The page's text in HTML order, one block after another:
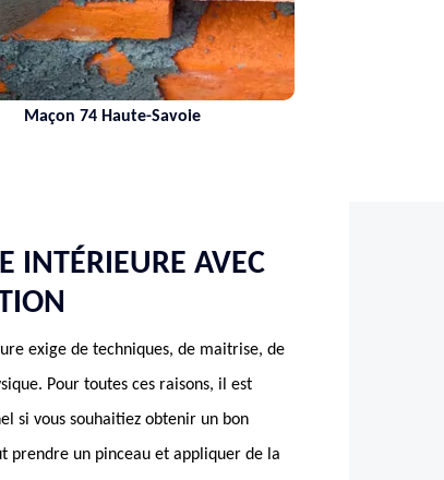
Maçon 74 Haute-Savoie
INTÉRIEURE AVEC
exige de techniques, de maitrise, de
Pour toutes ces raisons, il est
si vous souhaitiez obtenir un bon
prendre un pinceau et appliquer de la